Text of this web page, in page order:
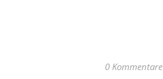
0 Kommentare